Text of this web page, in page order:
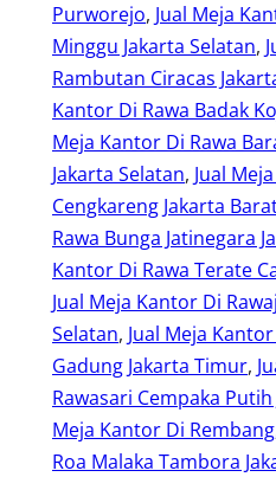
Purworejo, Jual Meja
Minggu Jakarta Selatan,
Rambutan Ciracas
Kantor Di Rawa Badak
Meja Kantor Di Rawa
Jakarta Selatan, Jual
Cengkareng Jakarta
Rawa Bunga Jatinegara
Kantor Di Rawa Terate
Jual Meja Kantor Di
Selatan, Jual Meja
Gadung Jakarta Timur,
Rawasari Cempaka
Meja Kantor Di Rembang
Roa Malaka Tambora